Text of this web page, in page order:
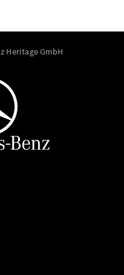
Heritage GmbH